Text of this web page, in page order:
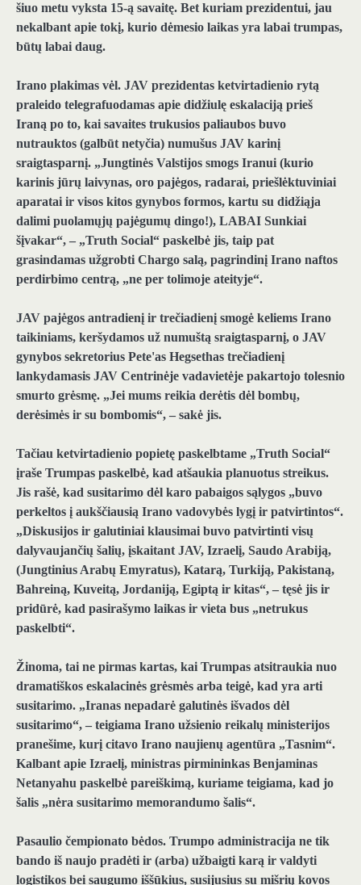
šiuo metu vyksta 15-ą savaitę. Bet kuriam prezidentui, jau
nekalbant apie tokį, kurio dėmesio laikas yra labai trumpas,
būtų labai daug.
Irano plakimas vėl. JAV prezidentas ketvirtadienio rytą
praleido telegrafuodamas apie didžiulę eskalaciją prieš
Iraną po to, kai savaites trukusios paliaubos buvo
nutrauktos (galbūt netyčia) numušus JAV karinį
sraigtasparnį. „Jungtinės Valstijos smogs Iranui (kurio
karinis jūrų laivynas, oro pajėgos, radarai, priešlėktuviniai
aparatai ir visos kitos gynybos formos, kartu su didžiąja
dalimi puolamųjų pajėgumų dingo!), LABAI Sunkiai
šįvakar“, – „Truth Social“ paskelbė jis, taip pat
grasindamas užgrobti Chargo salą, pagrindinį Irano naftos
perdirbimo centrą, „ne per tolimoje ateityje“.
JAV pajėgos antradienį ir trečiadienį smogė keliems Irano
taikiniams, keršydamos už numuštą sraigtasparnį, o JAV
gynybos sekretorius Pete'as Hegsethas trečiadienį
lankydamasis JAV Centrinėje vadavietėje pakartojo tolesnio
smurto grėsmę. „Jei mums reikia derėtis dėl bombų,
derėsimės ir su bombomis“, – sakė jis.
Tačiau ketvirtadienio popietę paskelbtame „Truth Social“
įraše Trumpas paskelbė, kad atšaukia planuotus streikus.
Jis rašė, kad susitarimo dėl karo pabaigos sąlygos „buvo
perkeltos į aukščiausią Irano vadovybės lygį ir patvirtintos“.
„Diskusijos ir galutiniai klausimai buvo patvirtinti visų
dalyvaujančių šalių, įskaitant JAV, Izraelį, Saudo Arabiją,
(Jungtinius Arabų Emyratus), Katarą, Turkiją, Pakistaną,
Bahreiną, Kuveitą, Jordaniją, Egiptą ir kitas“, – tęsė jis ir
pridūrė, kad pasirašymo laikas ir vieta bus „netrukus
paskelbti“.
Žinoma, tai ne pirmas kartas, kai Trumpas atsitraukia nuo
dramatiškos eskalacinės grėsmės arba teigė, kad yra arti
susitarimo. „Iranas nepadarė galutinės išvados dėl
susitarimo“, – teigiama Irano užsienio reikalų ministerijos
pranešime, kurį citavo Irano naujienų agentūra „Tasnim“.
Kalbant apie Izraelį, ministras pirmininkas Benjaminas
Netanyahu paskelbė pareiškimą, kuriame teigiama, kad jo
šalis „nėra susitarimo memorandumo šalis“.
Pasaulio čempionato bėdos. Trumpo administracija ne tik
bando iš naujo pradėti ir (arba) užbaigti karą ir valdyti
logistikos bei saugumo iššūkius, susijusius su mišrių kovos